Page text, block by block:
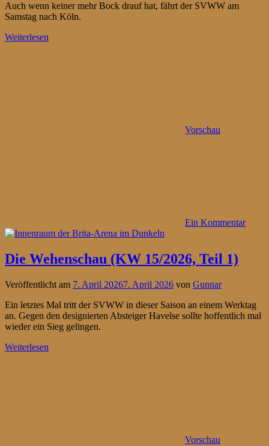
Auch wenn keiner mehr Bock drauf hat, fährt der SVWW am
Samstag nach Köln.
Weiterlesen
Vorschau
Ein Kommentar
Die Wehenschau (KW 15/2026, Teil 1)
Veröffentlicht am 7. April 20267. April 2026 von Gunnar
Ein letztes Mal tritt der SVWW in dieser Saison an einem Werktag
an. Gegen den designierten Absteiger Havelse sollte hoffentlich mal
wieder ein Sieg gelingen.
Weiterlesen
Vorschau